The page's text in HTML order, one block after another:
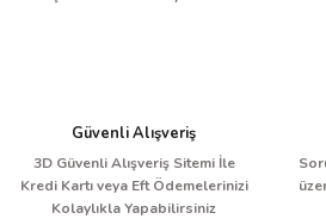
Bu ürüne benzer farklı alternatifler olmalı.
BAĞIMSIZ KÜVET BATARYASI KROM
Güvenli Alışveriş
3D Güvenli Alışveriş Sitemi İle
Kredi Kartı veya Eft Ödemelerinizi
Kolaylıkla Yapabilirsiniz